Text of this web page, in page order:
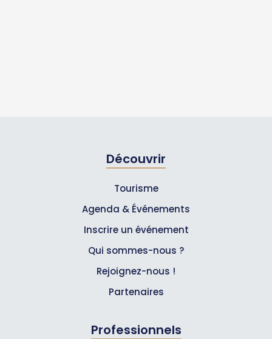
Découvrir
Tourisme
Agenda & Événements
Inscrire un événement
Qui sommes-nous ?
Rejoignez-nous !
Partenaires
Professionnels